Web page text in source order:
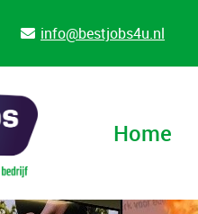
info@bestjobs4u.nl
Home